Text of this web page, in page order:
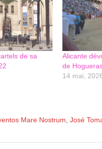
de sa
Alicante
de
14 mai,
Mare Nostrum José